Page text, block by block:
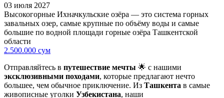
03 июля 2027
Высокогорные Ихначкульские озёра — это система горных
завальных озер, самые крупные по объёму воды и самые
большие по водной площади горные озёра Ташкентской
области
2.500.000 сум
Отправляйтесь в путешествие мечты 🌟 с нашими
эксклюзивными походами, которые предлагают нечто
большее, чем обычное приключение. Из Ташкента в самые
живописные уголки Узбекистана, наши